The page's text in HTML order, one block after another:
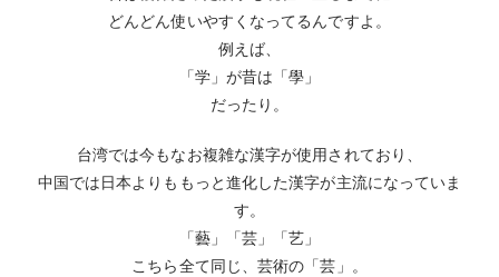
どんどん使いやすくなってるんですよ。
例えば、
「学」が昔は「學」
だったり。
台湾では今もなお複雑な漢字が使用されており、
中国では日本よりももっと進化した漢字が主流になっていま
す。
「藝」「芸」「艺」
こちら全て同じ、芸術の「芸」。